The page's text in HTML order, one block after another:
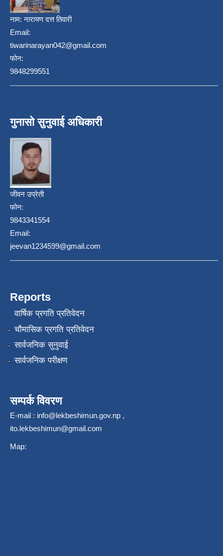
नाम:नारायण दत्त तिवारी
Email:
tiwarinarayan042@gmail.com
फोन:
9848299551
गुनासो सुनुवाई अधिकारी
जीवन उप्रेती
फोन:
9843341554
Email:
jeevan1234599@gmail.com
Reports
वार्षिक प्रगति प्रतिवेदन
चौमासिक प्रगति प्रतिवेदन
सार्वजनिक सुनुवाई
सार्वजनिक परीक्षण
सम्पर्क विवरण
E-mail : info@lekbeshimun.gov.np ,
ito.lekbeshimun@gmail.com
Map: